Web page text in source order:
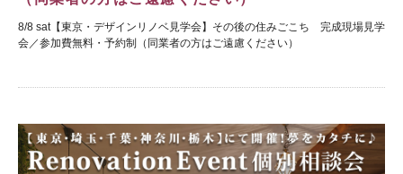
8/8 sat【東京・デザインリノベ見学会】その後の住みごこち 完成現場見学
会／参加費無料・予約制（同業者の方はご遠慮ください）